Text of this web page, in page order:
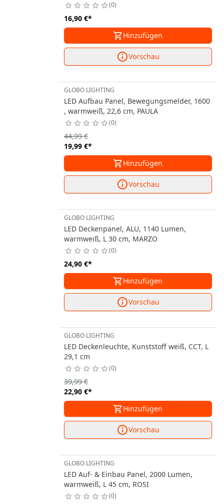
0
16,90 €*
Hinzufügen
Vorschau
GLOBO LIGHTING
LED Aufbau Panel, Bewegungsmelder, 1600
, warmweiß, 22,6 cm, PAULA
0
19,99 €*
44,99 €
Hinzufügen
Vorschau
GLOBO LIGHTING
LED Deckenpanel, ALU, 1140 Lumen,
warmweiß, L 30 cm, MARZO
0
24,90 €*
Hinzufügen
Vorschau
GLOBO LIGHTING
LED Deckenleuchte, Kunststoff weiß, CCT, L
29,1 cm
0
22,90 €*
39,99 €
Hinzufügen
Vorschau
GLOBO LIGHTING
LED Auf- & Einbau Panel, 2000 Lumen,
warmweiß, L 45 cm, ROSI
0